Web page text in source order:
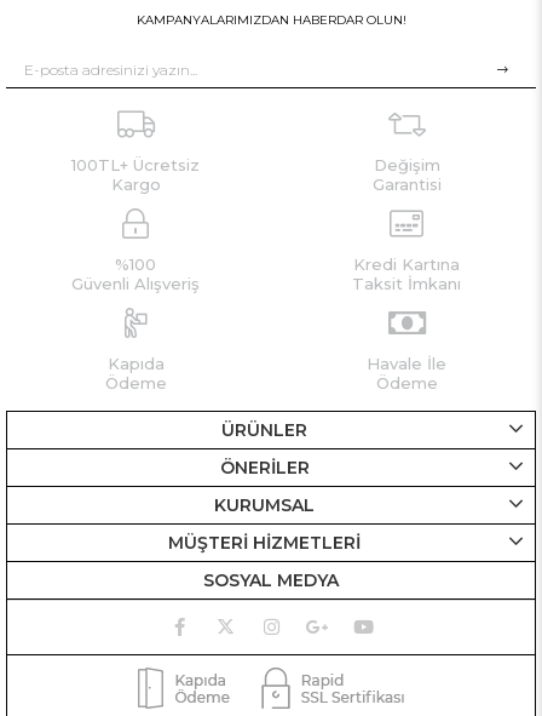
KAMPANYALARIMIZDAN HABERDAR OLUN!
100TL+ Ücretsiz
Kargo
Değişim
Garantisi
%100
Güvenli Alışveriş
Kredi Kartına
Taksit İmkanı
Kapıda
Ödeme
Havale İle
Ödeme
ÜRÜNLER
ÖNERİLER
KURUMSAL
MÜŞTERİ HİZMETLERİ
SOSYAL MEDYA